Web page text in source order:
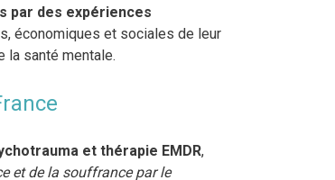
par des expériences
économiques et sociales de leur
la santé mentale.
et thérapie EMDR,
et de la souffrance par le